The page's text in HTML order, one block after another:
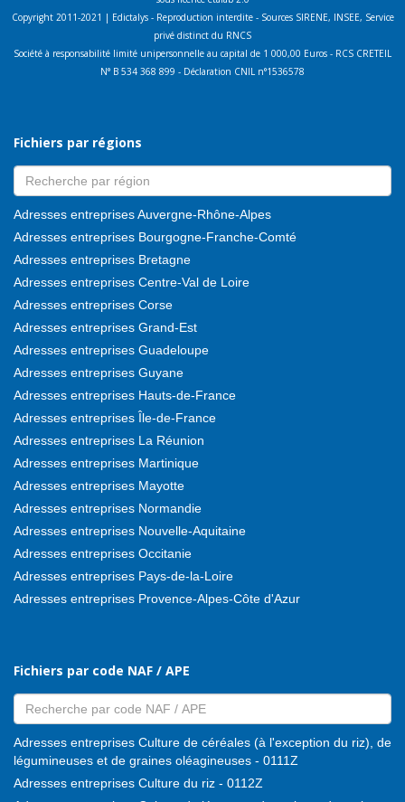
Copyright 2011-2021 | Edictalys - Reproduction interdite - Sources SIRENE, INSEE, Service
privé distinct du RNCS
Société à responsabilité limité unipersonnelle au capital de 1 000,00 Euros - RCS CRETEIL
N° B 534 368 899 - Déclaration CNIL n°1536578
Fichiers par régions
Adresses entreprises Auvergne-Rhône-Alpes
Adresses entreprises Bourgogne-Franche-Comté
Adresses entreprises Bretagne
Adresses entreprises Centre-Val de Loire
Adresses entreprises Corse
Adresses entreprises Grand-Est
Adresses entreprises Guadeloupe
Adresses entreprises Guyane
Adresses entreprises Hauts-de-France
Adresses entreprises Île-de-France
Adresses entreprises La Réunion
Adresses entreprises Martinique
Adresses entreprises Mayotte
Adresses entreprises Normandie
Adresses entreprises Nouvelle-Aquitaine
Adresses entreprises Occitanie
Adresses entreprises Pays-de-la-Loire
Adresses entreprises Provence-Alpes-Côte d'Azur
Fichiers par code NAF / APE
Adresses entreprises Culture de céréales (à l'exception du riz), de
légumineuses et de graines oléagineuses - 0111Z
Adresses entreprises Culture du riz - 0112Z